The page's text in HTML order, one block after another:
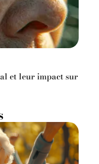
et leur impact sur